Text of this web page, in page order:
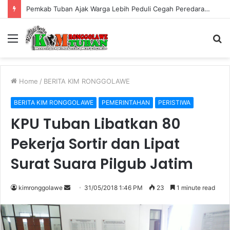
Pemkab Tuban Ajak Warga Lebih Peduli Cegah Peredaran Rokok Ilegal
Menu
Home / BERITA KIM RONGGOLAWE
BERITA KIM RONGGOLAWE PEMERINTAHAN PERISTIWA
KPU Tuban Libatkan 80
Pekerja Sortir dan Lipat
Surat Suara Pilgub Jatim
kimronggolawe
d
31/05/2018 1:46 PM 23 1 minute read